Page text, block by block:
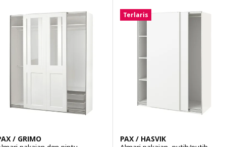
/ GRIMO
Terlaris
PAX / HASVIK